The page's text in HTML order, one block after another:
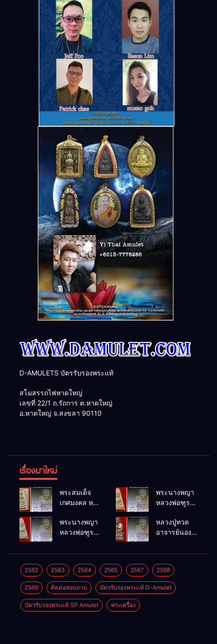
D-AMULETS บัตรรับรองพระแท้
สโมสรรถไฟหาดใหญ่
เลขที่ 22/1 ถ.รัถการ ต.หาดใหญ่
อ.หาดใหญ่ จ.สงขลา 90110
เรื่องมาใหม่
พระสมเด็จ
เกศมงคล หล
โพธิ์นิมิตร
พ.ศ.2512
พระนางพญา
หลวงพ่อฑูรย์
พ.ศ.2512
พระนางพญา
หลวงพ่อฑูรย์
พ.ศ.2512
หลวงปู่ทวด
อาจารย์นอง
พ.ศ.2541
2562 2563 2564 2565 2567 2568
2569 ติดต่อสอบถาม บัตรรับรองพระแท้ D-Amulet
บัตรรับรองพระแท้ SP Amulet พระเครื่อง